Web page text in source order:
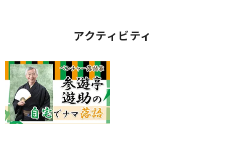
アクティビティ